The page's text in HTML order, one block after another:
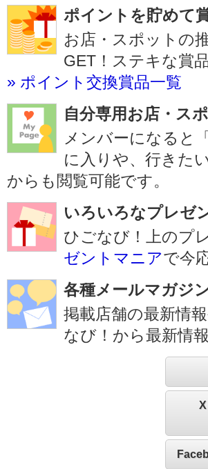
ポイントを貯めて
お店・スポットの
GET！ステキな賞
» ポイント交換賞品一覧
自分専用お店・ス
メンバーになると
に入りや、行きた
からも閲覧可能です。
いろいろなプレゼ
ひごなび！上のプ
ゼントマニアで今
各種メールマガジ
掲載店舗の最新情
なび！から最新情